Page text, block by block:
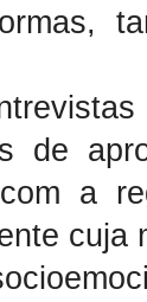
de
a
cuja